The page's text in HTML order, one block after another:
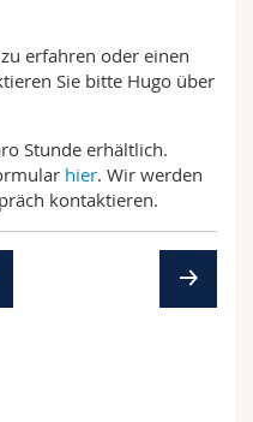
erfahren oder einen
Sie bitte Hugo über
Stunde erhältlich.
hier. Wir werden
kontaktieren.